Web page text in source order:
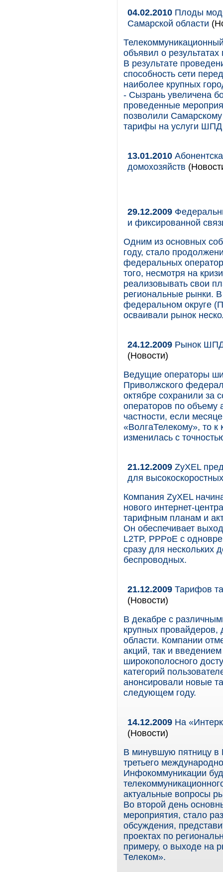
04.02.2010 Плоды
Самарской области
объявил о
В результате
способность сети
наиболее крупных
- Сызрань увеличена
проведенные
позволили
тарифы на услуги ШПД
13.01.2010
домохозяйств
29.12.2009
и фиксированной
Одним из основных
году, стало
федеральных
того, несмотря на
реализовывать свои
региональные рынки.
федеральном округе
осваивали рынок
24.12.2009 Рынок ШПД
(Новости)
Ведущие операторы
Приволжского
октябре сохранили за
операторов по
частности, если
«ВолгаТелекому», то к
изменилась с
21.12.2009 ZyXEL
для
Компания ZyXEL
нового интернет-
тарифным планам и
Он обеспечивает
L2TP, PPPoE с
сразу для нескольких
беспроводных.
21.12.2009 Тарифов
(Новости)
В декабре с
крупных провайдеров,
области. Компании
акций, так и
широкополосного
категорий
анонсировали новые
следующем году.
14.12.2009 На
(Новости)
В минувшую пятницу в
третьего
Инфокоммуникации
актуальные вопросы
Во второй день
мероприятия, стало
обсуждения,
проектах по
примеру, о выходе на
Телеком».